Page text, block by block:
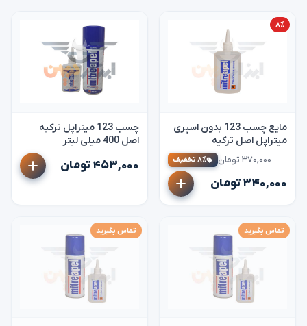
۸٪
مایع چسب 123 بدون اسپری
میتراپل اصل ترکیه
mitreapel
۳۷۰,۰۰۰ تومان ۸٪ تخفیف
۳۴۰,۰۰۰ تومان
چسب 123 میتراپل ترکیه
اصل 400 میلی لیتر
۴۵۳,۰۰۰ تومان
تماس بگیرید تماس بگیرید